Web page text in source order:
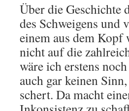
Über die Geschichte
des Schweigens und
einem aus dem Kopf
nicht auf die
wäre ich erstens
auch gar keinen
schert. Da macht